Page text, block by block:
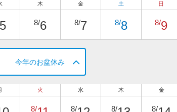
木
8/6
金
8/7
土
8/8
日
8/9
今年のお盆休み
火
8/
水
8/
木
8/
金
8/